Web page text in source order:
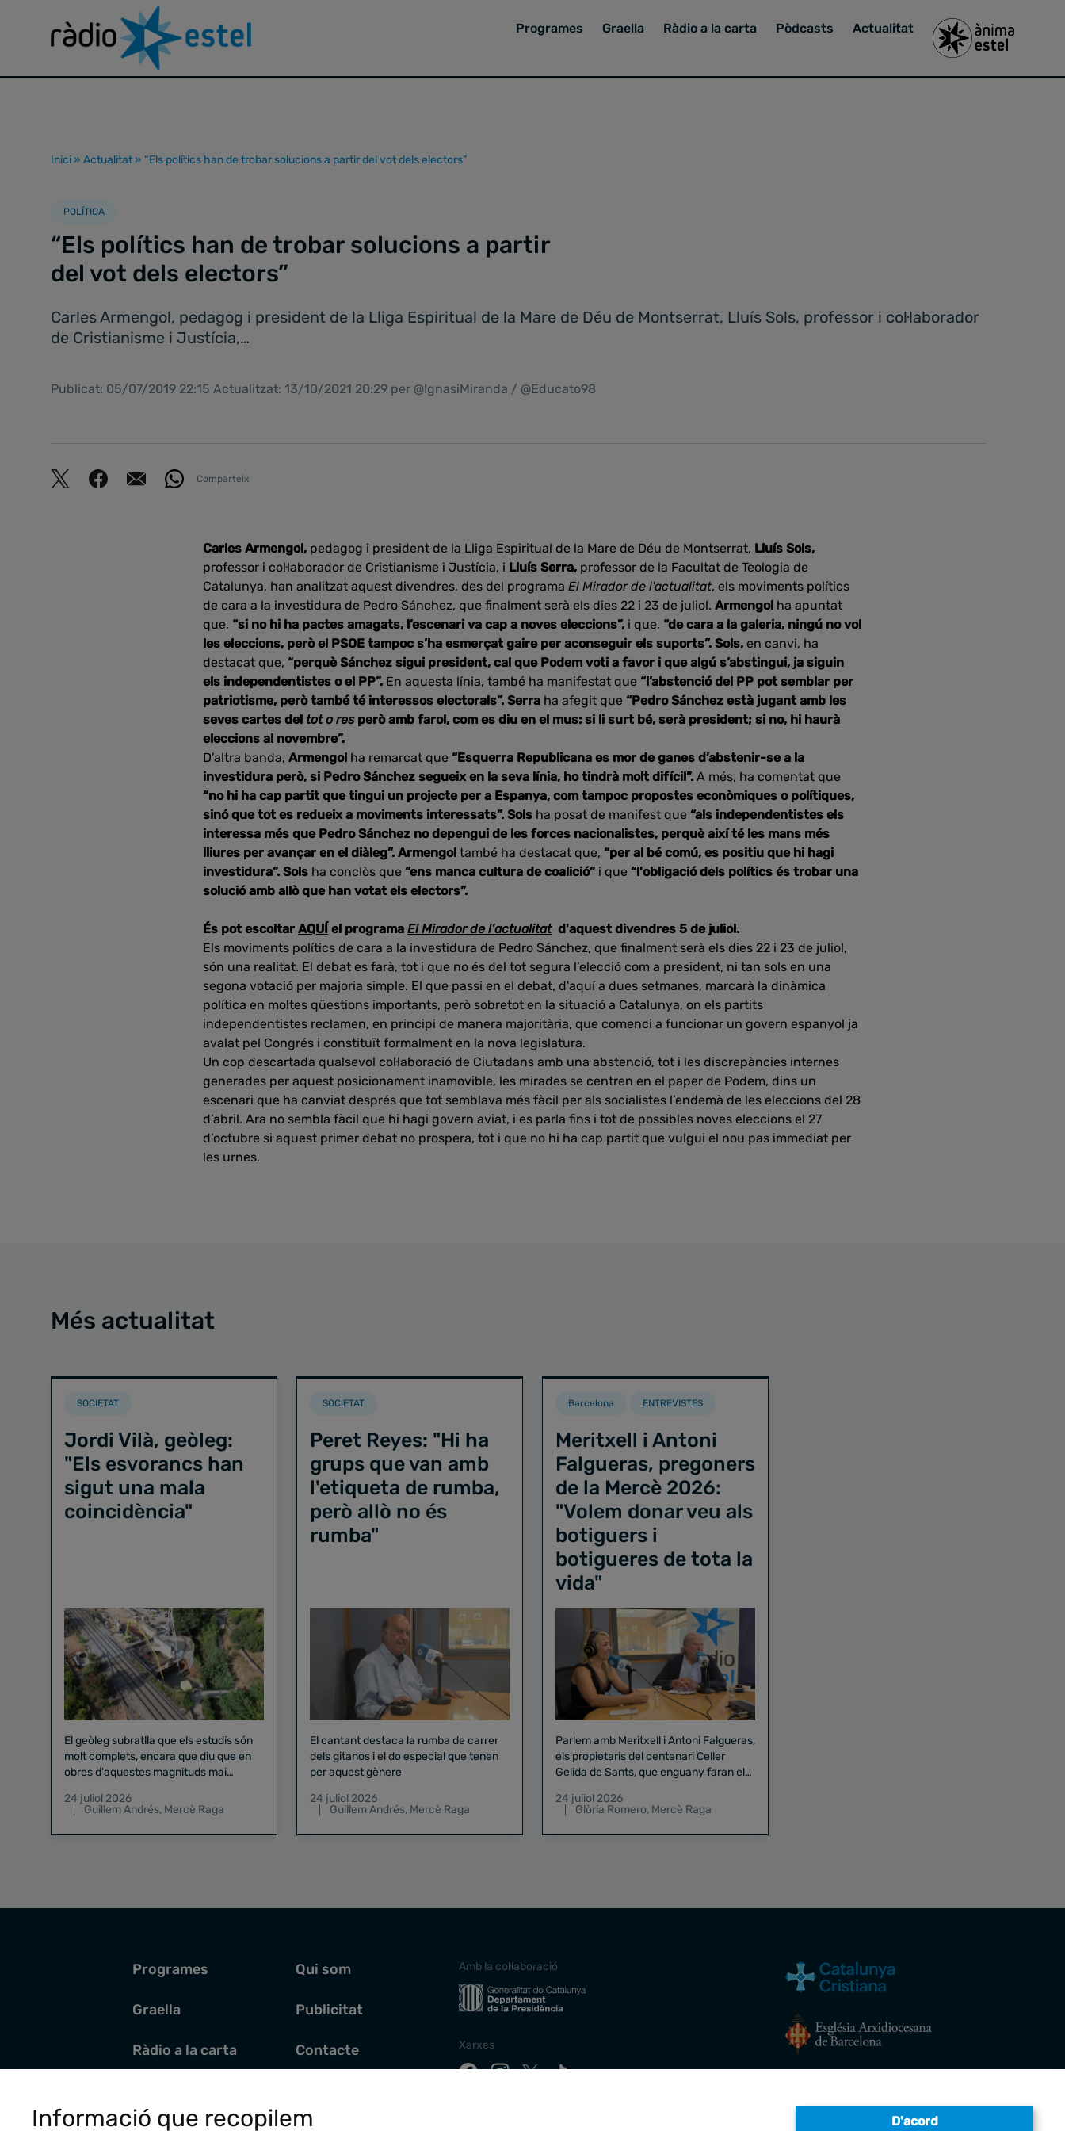
Programes Graella Ràdio a la carta Pòdcasts Actualitat
Inici » Actualitat » “Els polítics han de trobar solucions a partir del vot dels electors”
POLÍTICA
“Els polítics han de trobar solucions a partir
del vot dels electors”
Carles Armengol, pedagog i president de la Lliga Espiritual de la Mare de Déu de Montserrat, Lluís Sols, professor i col·laborador
de Cristianisme i Justícia,…
Publicat: 05/07/2019 22:15 Actualitzat: 13/10/2021 20:29 per @IgnasiMiranda / @Educato98
Comparteix
Carles Armengol, pedagog i president de la Lliga Espiritual de la Mare de Déu de Montserrat, Lluís Sols,
professor i col·laborador de Cristianisme i Justícia, i Lluís Serra, professor de la Facultat de Teologia de
Catalunya, han analitzat aquest divendres, des del programa El Mirador de l'actualitat, els moviments polítics
de cara a la investidura de Pedro Sánchez, que finalment serà els dies 22 i 23 de juliol. Armengol ha apuntat
que, “si no hi ha pactes amagats, l’escenari va cap a noves eleccions”, i que, “de cara a la galeria, ningú no vol
les eleccions, però el PSOE tampoc s’ha esmerçat gaire per aconseguir els suports”. Sols, en canvi, ha
destacat que, “perquè Sánchez sigui president, cal que Podem voti a favor i que algú s’abstingui, ja siguin
els independentistes o el PP”. En aquesta línia, també ha manifestat que “l’abstenció del PP pot semblar per
patriotisme, però també té interessos electorals”. Serra ha afegit que “Pedro Sánchez està jugant amb les
seves cartes del tot o res però amb farol, com es diu en el mus: si li surt bé, serà president; si no, hi haurà
eleccions al novembre”.
D’altra banda, Armengol ha remarcat que “Esquerra Republicana es mor de ganes d’abstenir-se a la
investidura però, si Pedro Sánchez segueix en la seva línia, ho tindrà molt difícil”. A més, ha comentat que
“no hi ha cap partit que tingui un projecte per a Espanya, com tampoc propostes econòmiques o polítiques,
sinó que tot es redueix a moviments interessats”. Sols ha posat de manifest que “als independentistes els
interessa més que Pedro Sánchez no depengui de les forces nacionalistes, perquè així té les mans més
lliures per avançar en el diàleg”. Armengol també ha destacat que, “per al bé comú, es positiu que hi hagi
investidura”. Sols ha conclòs que “ens manca cultura de coalició” i que “l'obligació dels polítics és trobar una
solució amb allò que han votat els electors”.
És pot escoltar AQUÍ el programa El Mirador de l’actualitatd'aquest divendres 5 de juliol.
Els moviments polítics de cara a la investidura de Pedro Sánchez, que finalment serà els dies 22 i 23 de juliol,
són una realitat. El debat es farà, tot i que no és del tot segura l’elecció com a president, ni tan sols en una
segona votació per majoria simple. El que passi en el debat, d'aquí a dues setmanes, marcarà la dinàmica
política en moltes qüestions importants, però sobretot en la situació a Catalunya, on els partits
independentistes reclamen, en principi de manera majoritària, que comenci a funcionar un govern espanyol ja
avalat pel Congrés i constituït formalment en la nova legislatura.
Un cop descartada qualsevol col·laboració de Ciutadans amb una abstenció, tot i les discrepàncies internes
generades per aquest posicionament inamovible, les mirades se centren en el paper de Podem, dins un
escenari que ha canviat després que tot semblava més fàcil per als socialistes l’endemà de les eleccions del 28
d’abril. Ara no sembla fàcil que hi hagi govern aviat, i es parla fins i tot de possibles noves eleccions el 27
d’octubre si aquest primer debat no prospera, tot i que no hi ha cap partit que vulgui el nou pas immediat per
les urnes.
Més actualitat
SOCIETAT
Jordi Vilà, geòleg:
"Els esvorancs han
sigut una mala
coincidència"
El geòleg subratlla que els estudis són
molt complets, encara que diu que en
obres d'aquestes magnituds mai
24 juliol 2026
Guillem Andrés, Mercè Raga
SOCIETAT
Peret Reyes: "Hi ha
grups que van amb
l'etiqueta de rumba,
però allò no és
rumba"
El cantant destaca la rumba de carrer
dels gitanos i el do especial que tenen
per aquest gènere
24 juliol 2026
Guillem Andrés, Mercè Raga
Barcelona ENTREVISTES
Meritxell i Antoni
Falgueras, pregoners
de la Mercè 2026:
"Volem donar veu als
botiguers i
botigueres de tota la
vida"
Parlem amb Meritxell i Antoni Falgueras,
els propietaris del centenari Celler
Gelida de Sants, que enguany faran el
24 juliol 2026
Glòria Romero, Mercè Raga
Programes
Graella
Ràdio a la carta
Qui som
Publicitat
Contacte
Amb la col·laboració
Xarxes
Informació que recopilem D'acord